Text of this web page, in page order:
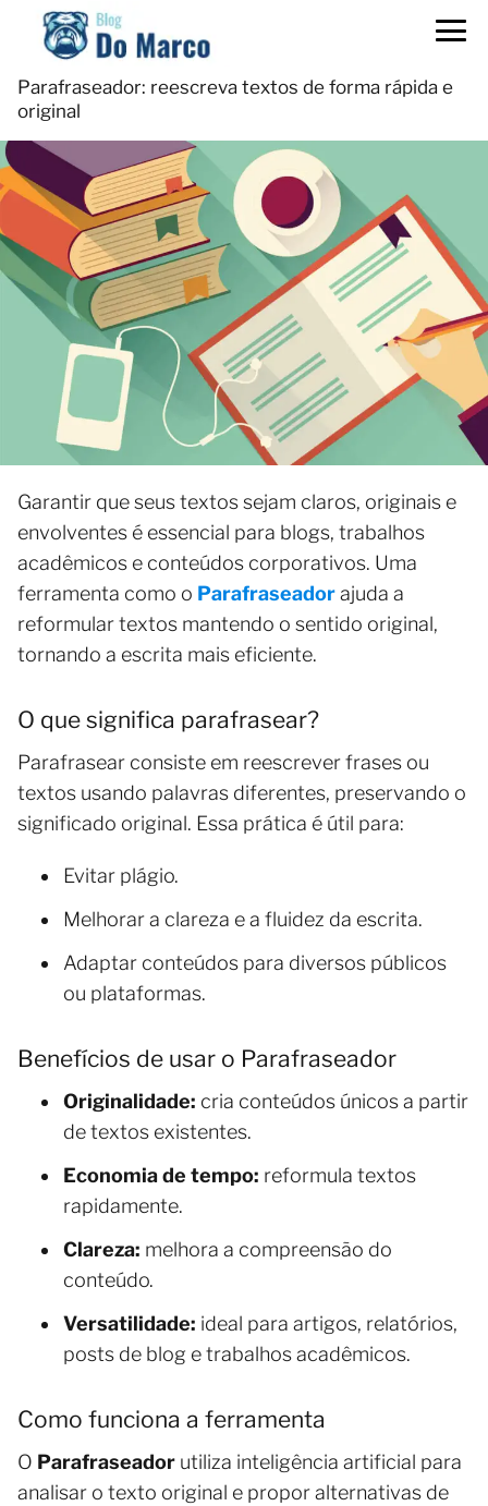
Parafraseador: reescreva textos de forma rápida e
original
Garantir que seus textos sejam claros, originais e
envolventes é essencial para blogs, trabalhos
acadêmicos e conteúdos corporativos. Uma
ferramenta como o Parafraseadorajuda a
reformular textos mantendo o sentido original,
tornando a escrita mais eficiente.
O que significa parafrasear?
Parafrasear consiste em reescrever frases ou
textos usando palavras diferentes, preservando o
significado original. Essa prática é útil para:
Evitar plágio.
Melhorar a clareza e a fluidez da escrita.
Adaptar conteúdos para diversos públicos
ou plataformas.
Benefícios de usar o Parafraseador
Originalidade: cria conteúdos únicos a partir
de textos existentes.
Economia de tempo: reformula textos
rapidamente.
Clareza: melhora a compreensão do
conteúdo.
Versatilidade: ideal para artigos, relatórios,
posts de blog e trabalhos acadêmicos.
Como funciona a ferramenta
O Parafraseador utiliza inteligência artificial para
analisar o texto original e propor alternativas de